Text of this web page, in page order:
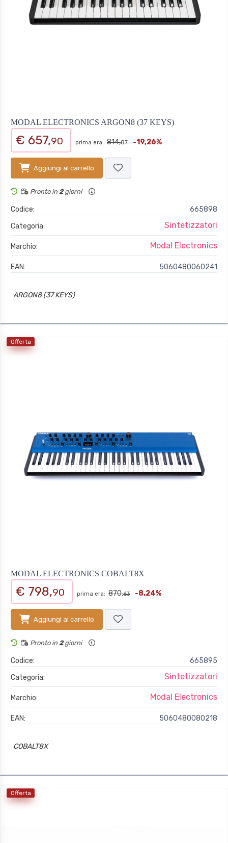
MODAL ELECTRONICS ARGON8 (37 KEYS)
€ 657,90 prima era: 814,87 -19,26%
Aggiungi al carrello
Pronto in 2giorni
Codice:
665898
Categoria:
Sintetizzatori
Marchio: Modal Electronics
EAN: 5060480060241
ARGON8 (37 KEYS)
Offerta
MODAL ELECTRONICS COBALT8X
€ 798,90 prima era: 870,63 -8,24%
Aggiungi al carrello
Pronto in 2giorni
Codice:
665895
Categoria:
Sintetizzatori
Marchio: Modal Electronics
EAN: 5060480080218
COBALT8X
Offerta